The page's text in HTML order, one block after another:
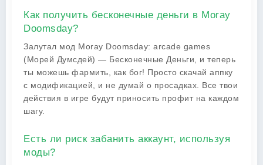
Как получить бесконечные деньги в Moray
Doomsday?
Залутал мод Moray Doomsday: arcade games
(Морей Думсдей) — Бесконечные Деньги, и теперь
ты можешь фармить, как бог! Просто скачай аппку
с модификацией, и не думай о просадках. Все твои
действия в игре будут приносить профит на каждом
шагу.
Есть ли риск забанить аккаунт, используя
моды?